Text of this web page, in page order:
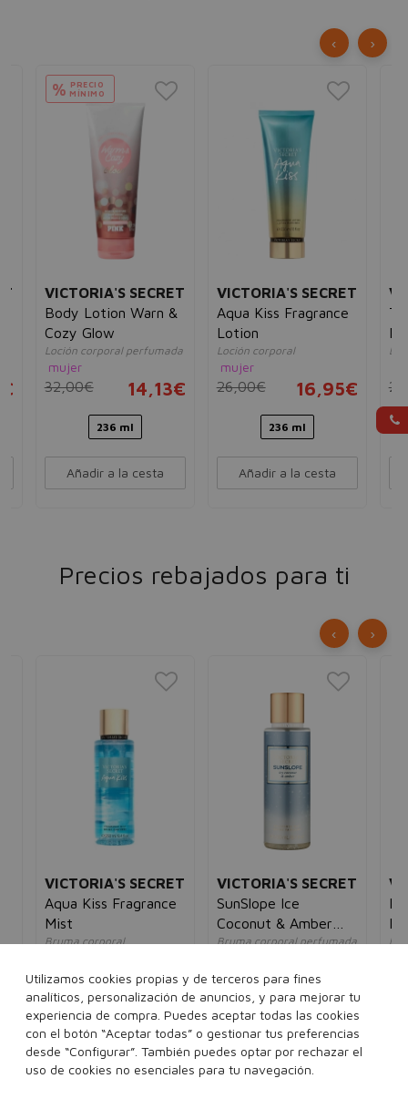
% PRECIO
MÍNIMO
VICTORIA'S SECRET
Body Lotion Warn &
Cozy Glow
Loción corporal perfumada
mujer
32,00€ 14,13€
236 ml
Añadir a la cesta
VICTORIA'S SECRET
Aqua Kiss Fragrance
Lotion
Loción corporal
mujer
26,00€ 16,95€
236 ml
Añadir a la cesta
‹ ›
Precios rebajados para ti
VICTORIA'S SECRET
Aqua Kiss Fragrance
Mist
Bruma corporal
32,00€ 17,95€
250 ml
Añadir a la cesta
VICTORIA'S SECRET
SunSlope Ice
Coconut & Amber
Fragrance Mist
Bruma corporal perfumada
36,00€ 18,95€
250 ml
Añadir a la cesta
‹ ›
Utilizamos cookies propias y de terceros para fines
analíticos, personalización de anuncios, y para mejorar tu
experiencia de compra. Puedes aceptar todas las cookies
con el botón “Aceptar todas” o gestionar tus preferencias
desde “Configurar”. También puedes optar por rechazar el
uso de cookies no esenciales para tu navegación.